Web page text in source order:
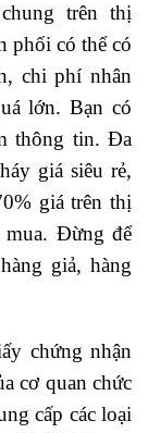
trên thị
phối có thể có
chi phí nhân
lớn. Bạn có
thông tin. Đa
giá siêu rẻ,
giá trên thị
Đừng để
giả, hàng
chứng nhận
cơ quan chức
cấp các loại